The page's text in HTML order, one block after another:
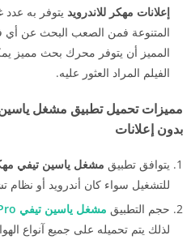
إعلانات مهكر للاندرويد يتوفر به
المتنوعة فمن الصعب البحث عن
المميز أن يتوفر محرك بحث مميز
الفيلم المراد العثور عليه.
بدون إعلانات
يتوافق تطبيق مشغل ياسين تيفي
للتشغيل سواء كان أندرويد أو نظام
حجم التطبيق مشغل ياسين تيفي YTV Player Pro مهكر
لذلك يتم تحميله على جميع آنواع